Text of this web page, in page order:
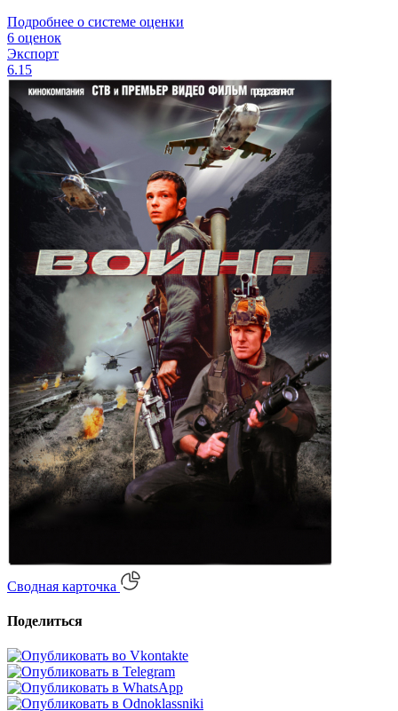
Подробнее о системе оценки
6 оценок
Экспорт
6.15
Сводная карточка
Поделиться